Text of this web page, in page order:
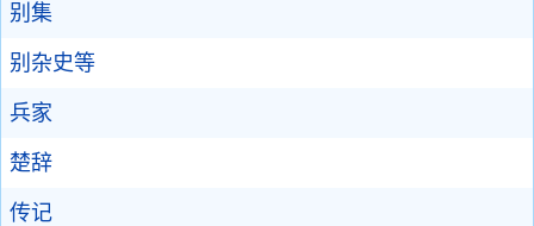
别集
别杂史等
兵家
楚辞
传记